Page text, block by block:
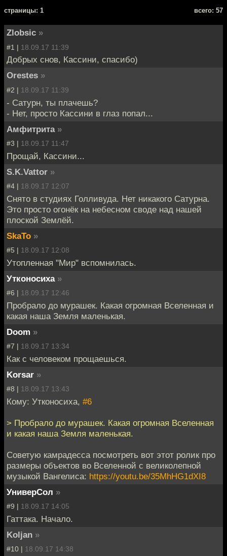
cтраницы: 1 всего: 57
Zlobsic »
#1 | 18.09.17 11:39
Добрых снов, Кассини, спасибо)
Orestes »
#2 | 18.09.17 11:39
- Сатурн, ты плачешь?
- Нет, просто Кассини в глаз попал...
Амфитрита »
#3 | 18.09.17 11:47
Прощай, Кассини...
S.K.Vattor »
#4 | 18.09.17 12:07
Снято в студиях Голливуда. Нет никакого Сатурна.
Это просто огонёк на небесном своде над нашей
плоской Землёй.
SkaTo »
#5 | 18.09.17 12:08
Утопленная "Мир" вспомнилась.
Утконосиха »
#6 | 18.09.17 12:46
Пробрало до мурашек. Какая огромная Вселенная и
какая наша Земля маленькая.
Doom »
#7 | 18.09.17 13:34
Как с человеком прощаешься.
Korsar »
#8 | 18.09.17 13:43
Кому: Утконосиха, #6
> Пробрало до мурашек. Какая огромная Вселенная
и какая наша Земля маленькая.
Советую камрадесса посмотреть вот этот ролик про
размеры объектов во Вселенной с великолепной
музыкой Вангелиса: https://youtu.be/35MhHG1dXI8
УниверСол »
#9 | 18.09.17 14:05
Гаттака. Начало.
Koljan »
#10 | 18.09.17 14:38